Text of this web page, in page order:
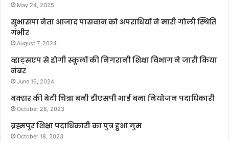
May 24, 2025
सुभासपा नेता आजाद पासवान को अपराधियों ने मारी गोली स्थिति
गंभीर
August 7, 2024
व्हाट्सएप से होगी स्कूलों की निगरानी शिक्षा विभाग ने जारी किया
नंबर
June 16, 2024
बक्सर की बेटी चित्रा बनी डीएसपी भाई बना नियोजन पदाधिकारी
October 28, 2023
ब्रह्मपुर शिक्षा पदाधिकारी का पुत्र हुआ गुम
October 18, 2023